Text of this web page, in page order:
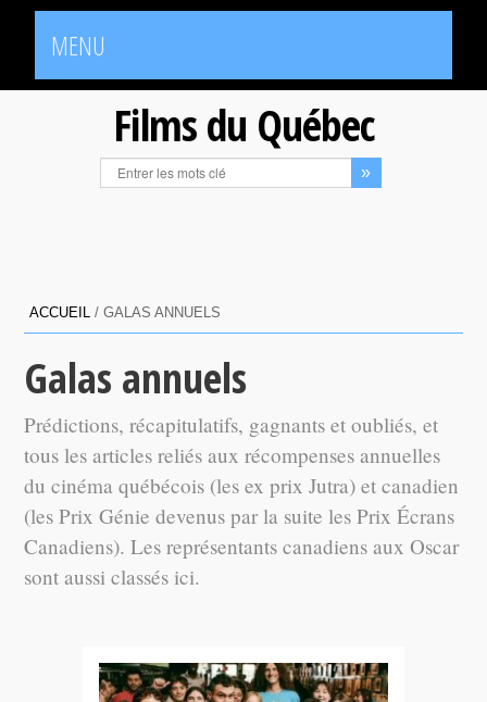
MENU
Films du Québec
ACCUEIL /GALAS ANNUELS
Galas annuels
Prédictions, récapitulatifs, gagnants et oubliés, et
tous les articles reliés aux récompenses annuelles
du cinéma québécois (les ex prix Jutra) et canadien
(les Prix Génie devenus par la suite les Prix Écrans
Canadiens). Les représentants canadiens aux Oscar
sont aussi classés ici.